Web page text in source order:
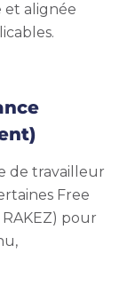
et alignée
de travailleur
Free
RAKEZ) pour